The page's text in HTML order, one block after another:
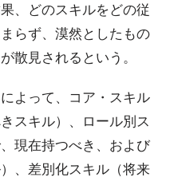
、どのスキルをどの従
らず、漠然としたもの
散見されるという。
よって、コア・スキル
スキル）、ロール別ス
現在持つべき、および
、差別化スキル（将来